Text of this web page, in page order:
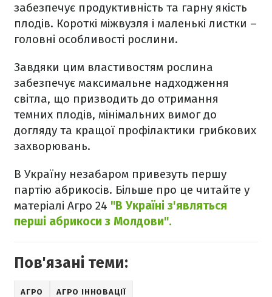
забезпечує продуктивність та гарну якість
плодів. Короткі міжвузля і маленькі листки –
головні особливості рослини.
Завдяки цим властивостям рослина
забезпечує максимальне надходження
світла, що призводить до отримання
темних плодів, мінімальних вимог до
догляду та кращої профілактики грибкових
захворювань.
В Україну незабаром привезуть першу
партію абрикосів. Більше про це читайте у
матеріалі Агро 24 "В Україні з'являться
перші абрикоси з Молдови".
Пов'язані теми:
АГРО АГРО ІННОВАЦІЇ